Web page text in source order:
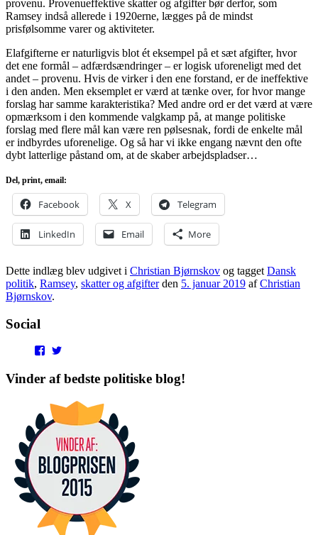
provenu. Provenueffektive skatter og afgifter bør derfor, som
Ramsey indså allerede i 1920erne, lægges på de mindst
prisfølsomme varer og aktiviteter.
Elafgifterne er naturligvis blot ét eksempel på et sæt afgifter, hvor
det ene formål – adfærdsændringer – er logisk uforeneligt med det
andet – provenu. Hvis de virker i den ene forstand, er de ineffektive
i den anden. Men eksemplet er værd at tænke over, for hvor mange
forslag har samme karakteristika? Med andre ord er det værd at være
opmærksom i den kommende valgkamp på, at mange politiske
forslag med flere mål kan være ren pølsesnak, fordi de enkelte mål
er indbyrdes uforenelige. Og så har vi ikke engang nævnt den ofte
dybt latterlige påstand om, at de skaber arbejdspladser…
Del, print, email:
Facebook X Telegram
LinkedIn Email More
Dette indlæg blev udgivet i Christian Bjørnskov og tagget Dansk
politik, Ramsey, skatter og afgifterden 5. januar 2019 afChristian
Bjørnskov.
Social
View
profile
on
profile
on
Vinder af bedste politiske blog!